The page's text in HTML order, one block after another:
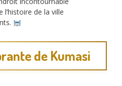
de la ville
de Kumasi